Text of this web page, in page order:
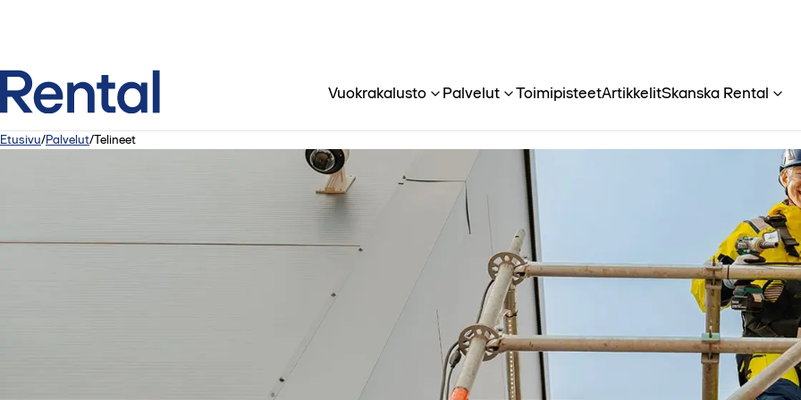
Vuokrakalusto Palvelut ToimipisteetArtikkelitSkanska Rental
Etusivu/Palvelut/Telineet